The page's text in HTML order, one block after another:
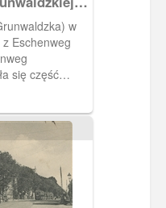
w
Eschenweg
się część
r.